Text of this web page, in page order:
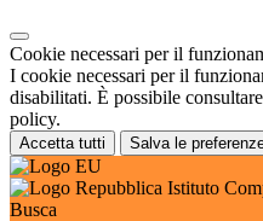
Cookie necessari per il
I cookie necessari per il
disabilitati. È possibile
policy.
Accetta tutti Salva le
Istituto
Busca